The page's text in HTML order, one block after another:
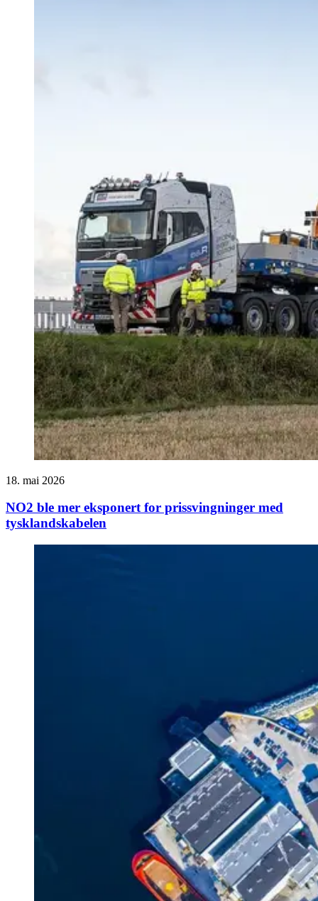
18. mai 2026
NO2 ble mer eksponert for prissvingninger med
tysklandskabelen